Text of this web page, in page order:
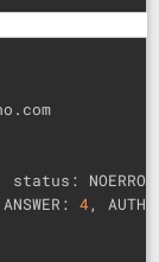
status:
4,